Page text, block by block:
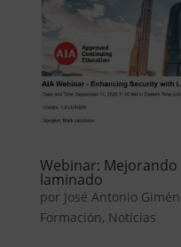
Webinar:
laminado
por José Antonio
Formación, Noticias